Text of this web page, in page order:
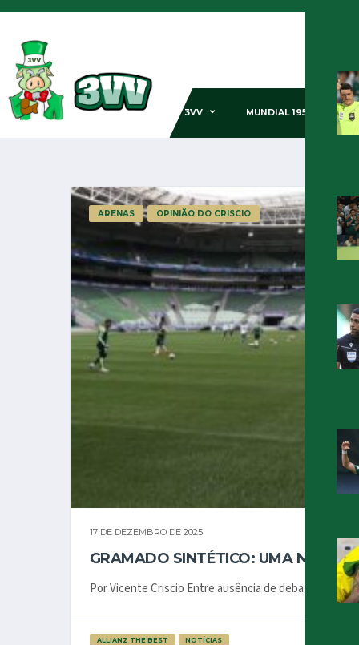
3VV MUNDIAL 1951
ARENAS OPINIÃO DO CRISCIO
17 DE DEZEMBRO DE 2025
GRAMADO SINTÉTICO: UMA
Por Vicente Criscio Entre ausência de debate no
ALLIANZ THE BEST NOTÍCIAS